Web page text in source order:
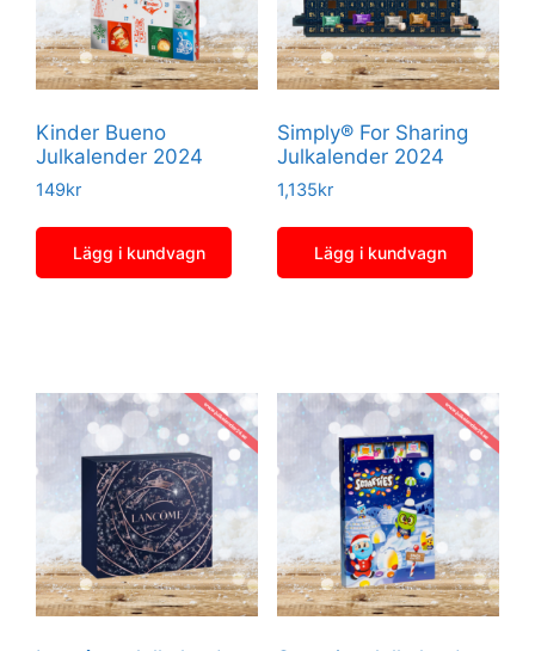
Kinder Bueno
Julkalender 2024
149kr
Lägg i kundvagn
Simply® For Sharing
Julkalender 2024
1,135kr
Lägg i kundvagn